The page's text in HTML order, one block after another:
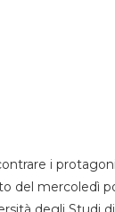
i
del mercoledì